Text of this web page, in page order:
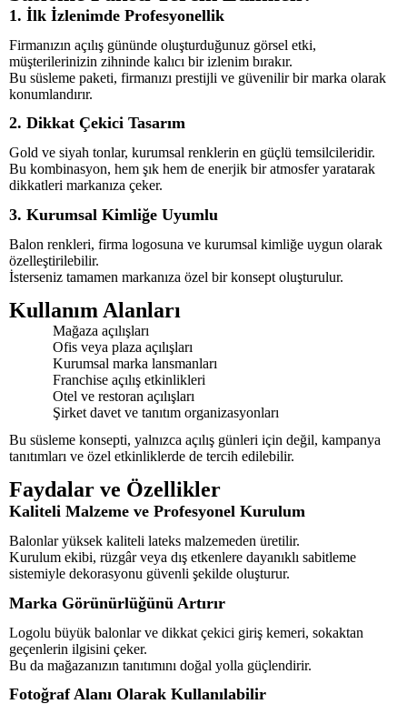
1. İlk İzlenimde Profesyonellik
Firmanızın açılış gününde oluşturduğunuz görsel etki,
müşterilerinizin zihninde kalıcı bir izlenim bırakır.
Bu süsleme paketi, firmanızı prestijli ve güvenilir bir marka olarak
konumlandırır.
2. Dikkat Çekici Tasarım
Gold ve siyah tonlar, kurumsal renklerin en güçlü temsilcileridir.
Bu kombinasyon, hem şık hem de enerjik bir atmosfer yaratarak
dikkatleri markanıza çeker.
3. Kurumsal Kimliğe Uyumlu
Balon renkleri, firma logosuna ve kurumsal kimliğe uygun olarak
özelleştirilebilir.
İsterseniz tamamen markanıza özel bir konsept oluşturulur.
Kullanım Alanları
Mağaza açılışları
Ofis veya plaza açılışları
Kurumsal marka lansmanları
Franchise açılış etkinlikleri
Otel ve restoran açılışları
Şirket davet ve tanıtım organizasyonları
Bu süsleme konsepti, yalnızca açılış günleri için değil, kampanya
tanıtımları ve özel etkinliklerde de tercih edilebilir.
Faydalar ve Özellikler
Kaliteli Malzeme ve Profesyonel Kurulum
Balonlar yüksek kaliteli lateks malzemeden üretilir.
Kurulum ekibi, rüzgâr veya dış etkenlere dayanıklı sabitleme
sistemiyle dekorasyonu güvenli şekilde oluşturur.
Marka Görünürlüğünü Artırır
Logolu büyük balonlar ve dikkat çekici giriş kemeri, sokaktan
geçenlerin ilgisini çeker.
Bu da mağazanızın tanıtımını doğal yolla güçlendirir.
Fotoğraf Alanı Olarak Kullanılabilir